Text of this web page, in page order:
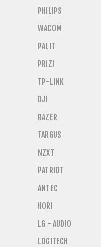
PHILIPS
WACOM
PALIT
PRIZI
TP-LINK
DJI
RAZER
TARGUS
NZXT
PATRIOT
ANTEC
HORI
LG - AUDIO
LOGITECH